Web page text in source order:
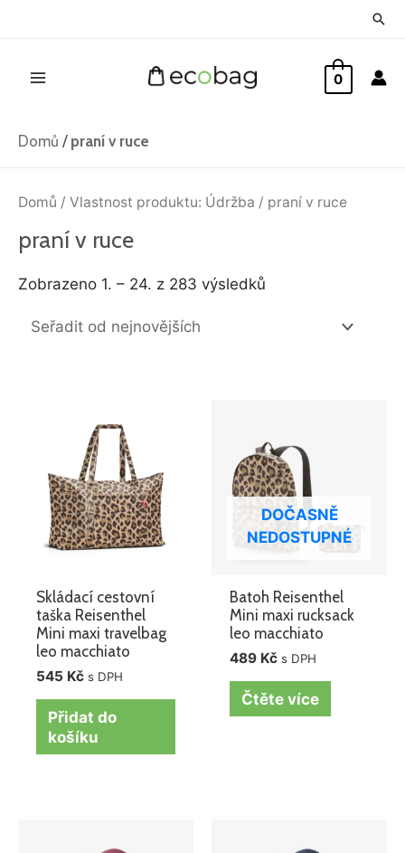
0
Domů / praní v ruce
Domů / Vlastnost produktu: Údržba / praní v ruce
praní v ruce
Zobrazeno 1. – 24. z 283 výsledků
nejnovějších
Skládací cestovní
taška Reisenthel
Mini maxi travelbag
leo macchiato
545 Kč s DPH
Přidat do
košíku
DOČASNĚ
NEDOSTUPNÉ
Batoh Reisenthel
Mini maxi rucksack
leo macchiato
489 Kč s DPH
Čtěte více